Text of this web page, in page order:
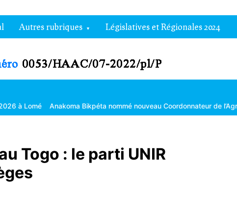
Autres rubriques Législatives et Régionales 2024
Anakoma Bikpéta nommé nouveau Coordonnateur de l’Agropole de Kara
Togo : le parti UNIR